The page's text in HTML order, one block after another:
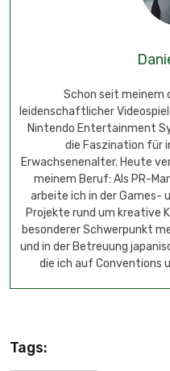
Schon seit meinem
leidenschaftlicher
Nintendo Entertainment
die Faszination für
Erwachsenenalter. Heute
meinem Beruf: Als PR-
arbeite ich in der Games-
Projekte rund um kreative
besonderer Schwerpunkt
und in der Betreuung
die ich auf Conventions
Tags: